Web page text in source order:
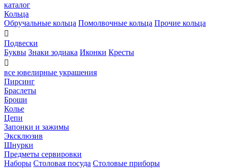
каталог
Кольца
Обручальные кольца Помолвочные кольца Прочие кольца

Подвески
Буквы Знаки зодиака Иконки Кресты

все ювелирные украшения
Пирсинг
Браслеты
Броши
Колье
Цепи
Запонки и зажимы
Эксклюзив
Шнурки
Предметы сервировки
Наборы Столовая посуда Столовые приборы